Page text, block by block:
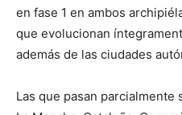
en fase 1 en ambos
que evolucionan
además de las ciudades
Las que pasan parcialmente